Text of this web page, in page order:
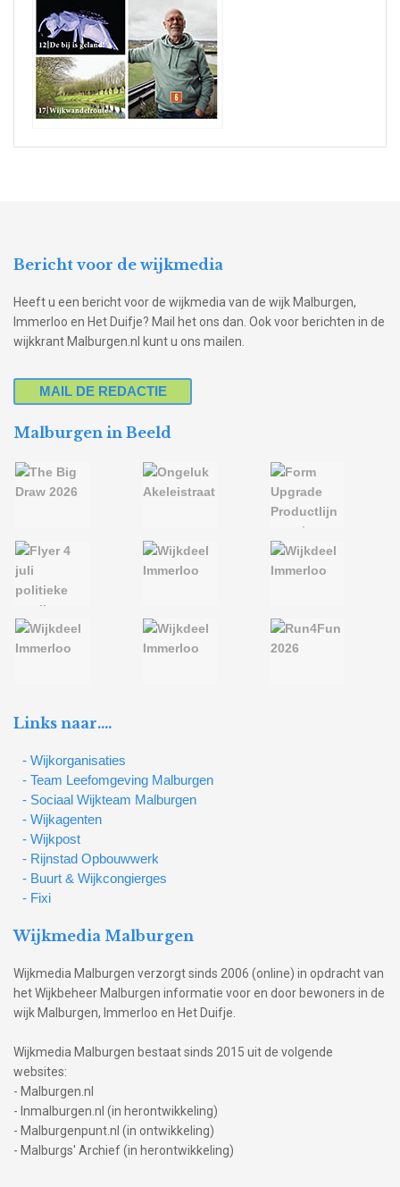
Bericht voor de wijkmedia
Heeft u een bericht voor de wijkmedia van de wijk Malburgen,
Immerloo en Het Duifje? Mail het ons dan. Ook voor berichten in de
wijkkrant Malburgen.nl kunt u ons mailen.
MAIL DE REDACTIE
Malburgen in Beeld
Links naar….
- Wijkorganisaties
- Team Leefomgeving Malburgen
- Sociaal Wijkteam Malburgen
- Wijkagenten
- Wijkpost
- Rijnstad Opbouwwerk
- Buurt & Wijkcongierges
- Fixi
Wijkmedia Malburgen
Wijkmedia Malburgen verzorgt sinds 2006 (online) in opdracht van
het Wijkbeheer Malburgen informatie voor en door bewoners in de
wijk Malburgen, Immerloo en Het Duifje.
Wijkmedia Malburgen bestaat sinds 2015 uit de volgende
websites:
- Malburgen.nl
- Inmalburgen.nl (in herontwikkeling)
- Malburgenpunt.nl (in ontwikkeling)
- Malburgs' Archief (in herontwikkeling)